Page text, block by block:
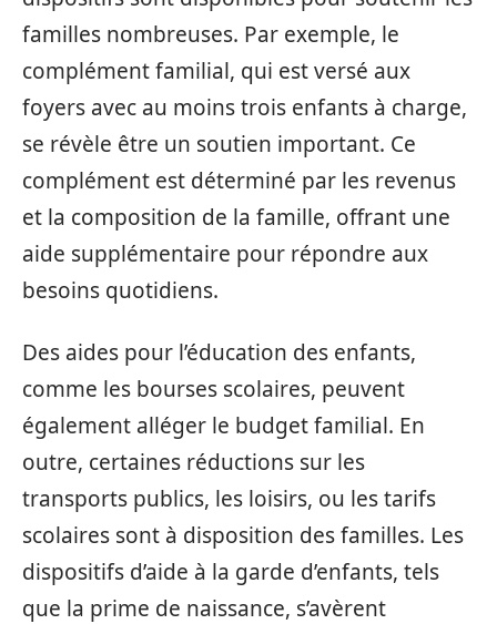
familles nombreuses. Par exemple, le
complément familial, qui est versé aux
foyers avec au moins trois enfants à charge,
se révèle être un soutien important. Ce
complément est déterminé par les revenus
et la composition de la famille, offrant une
aide supplémentaire pour répondre aux
besoins quotidiens.
Des aides pour l’éducation des enfants,
comme les bourses scolaires, peuvent
également alléger le budget familial. En
outre, certaines réductions sur les
transports publics, les loisirs, ou les tarifs
scolaires sont à disposition des familles. Les
dispositifs d’aide à la garde d’enfants, tels
que la prime de naissance, s’avèrent